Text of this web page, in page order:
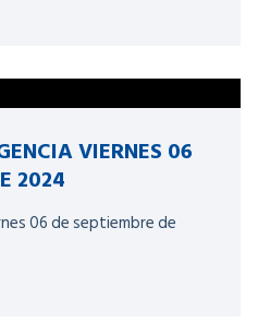
VIERNES 06
2024
06 de septiembre de